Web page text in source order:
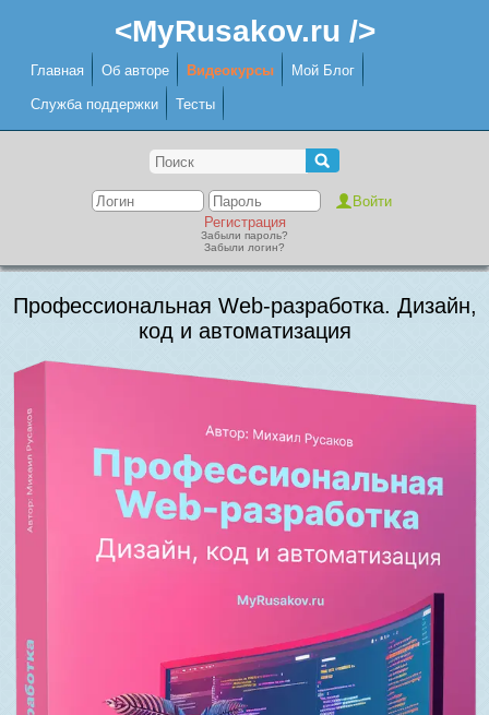
<MyRusakov.ru />
Главная Об авторе Видеокурсы Мой Блог
Служба поддержки Тесты
Регистрация
Забыли пароль?
Забыли логин?
Профессиональная Web-разработка. Дизайн,
код и автоматизация